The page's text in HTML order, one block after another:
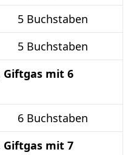
5 Buchstaben
5 Buchstaben
Giftgas mit 6
6 Buchstaben
Giftgas mit 7